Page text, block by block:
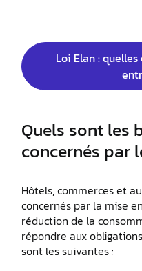
Loi Elan :
Quels sont les
concernés par
Hôtels, commerces et
concernés par la mise
réduction de la
répondre aux
sont les suivantes :